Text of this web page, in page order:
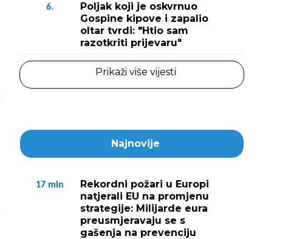
6.
Poljak koji je oskvrnuo
Gospine kipove i zapalio
oltar tvrdi: "Htio sam
razotkriti prijevaru"
Prikaži više vijesti
Najnovije
17 min
Rekordni požari u Europi
natjerali EU na promjenu
strategije: Milijarde eura
preusmjeravaju se s
gašenja na prevenciju